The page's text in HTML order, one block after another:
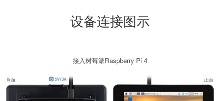
设备连接图示
接入树莓派Raspberry Pi 4